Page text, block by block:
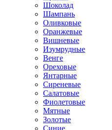
Шоколад
Шампань
Оливковые
Оранжевые
Вишневые
Изумрудные
Венге
Ореховые
Янтарные
Сиреневые
Салатовые
Фиолетовые
Мятные
Золотые
Синие